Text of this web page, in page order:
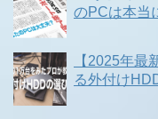
のPCは本当
【2025年最
る外付け